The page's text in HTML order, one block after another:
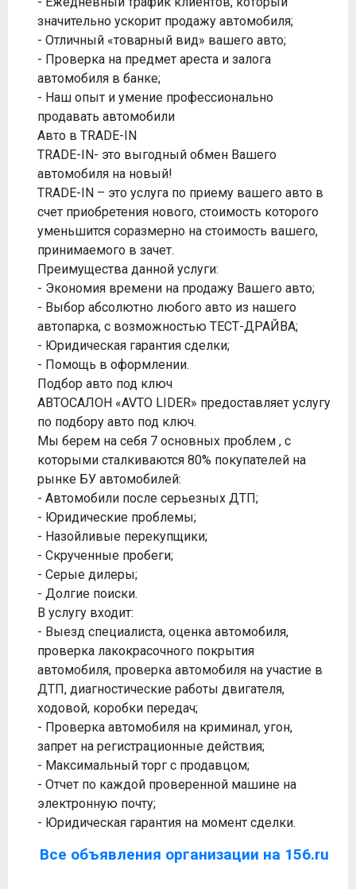
значительно ускорит продажу автомобиля;
- Отличный «товарный вид» вашего авто;
- Проверка на предмет ареста и залога
автомобиля в банке;
- Наш опыт и умение профессионально
продавать автомобили
Авто в TRADE-IN
TRADE-IN- это выгодный обмен Вашего
автомобиля на новый!
TRADE-IN – это услуга по приему вашего авто в
счет приобретения нового, стоимость которого
уменьшится соразмерно на стоимость вашего,
принимаемого в зачет.
Преимущества данной услуги:
- Экономия времени на продажу Вашего авто;
- Выбор абсолютно любого авто из нашего
автопарка, с возможностью ТЕСТ-ДРАЙВА;
- Юридическая гарантия сделки;
- Помощь в оформлении.
Подбор авто под ключ
АВТОСАЛОН «AVTO LIDER» предоставляет услугу
по подбору авто под ключ.
Мы берем на себя 7 основных проблем , с
которыми сталкиваются 80% покупателей на
рынке БУ автомобилей:
- Автомобили после серьезных ДТП;
- Юридические проблемы;
- Назойливые перекупщики;
- Скрученные пробеги;
- Серые дилеры;
- Долгие поиски.
В услугу входит:
- Выезд специалиста, оценка автомобиля,
проверка лакокрасочного покрытия
автомобиля, проверка автомобиля на участие в
ДТП, диагностические работы двигателя,
ходовой, коробки передач;
- Проверка автомобиля на криминал, угон,
запрет на регистрационные действия;
- Максимальный торг с продавцом;
- Отчет по каждой проверенной машине на
электронную почту;
- Юридическая гарантия на момент сделки.
Все объявления организации на 156.ru